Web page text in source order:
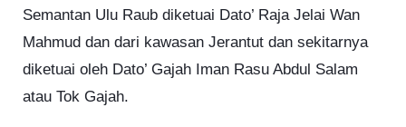
Semantan Ulu Raub diketuai Dato’ Raja Jelai Wan
Mahmud dan dari kawasan Jerantut dan sekitarnya
diketuai oleh Dato’ Gajah Iman Rasu Abdul Salam
atau Tok Gajah.